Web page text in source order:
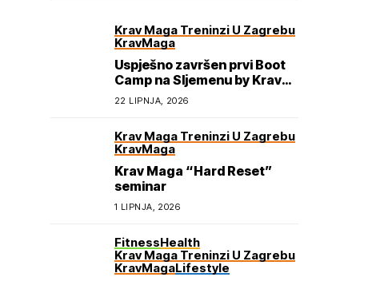
Krav Maga Treninzi U Zagrebu
KravMaga
Uspješno završen prvi Boot
Camp na Sljemenu by Krav
Maga Academy
22 LIPNJA, 2026
Krav Maga Treninzi U Zagrebu
KravMaga
Krav Maga “Hard Reset”
seminar
1 LIPNJA, 2026
FitnessHealth
Krav Maga Treninzi U Zagrebu
KravMagaLifestyle